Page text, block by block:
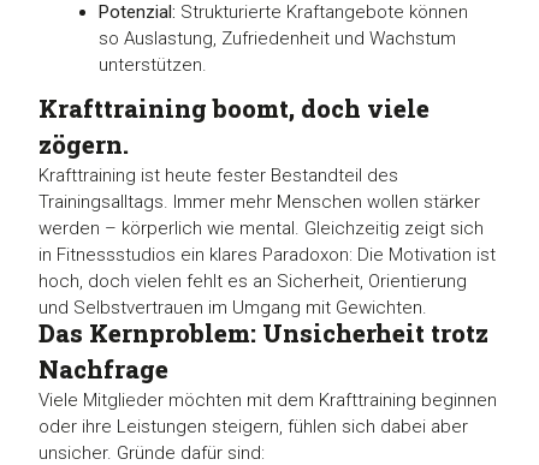
Potenzial: Strukturierte Kraftangebote können
so Auslastung, Zufriedenheit und Wachstum
unterstützen.
Krafttraining boomt, doch viele
zögern.
Krafttraining ist heute fester Bestandteil des
Trainingsalltags. Immer mehr Menschen wollen stärker
werden – körperlich wie mental. Gleichzeitig zeigt sich
in Fitnessstudios ein klares Paradoxon: Die Motivation ist
hoch, doch vielen fehlt es an Sicherheit, Orientierung
und Selbstvertrauen im Umgang mit Gewichten.
Das Kernproblem: Unsicherheit trotz
Nachfrage
Viele Mitglieder möchten mit dem Krafttraining beginnen
oder ihre Leistungen steigern, fühlen sich dabei aber
unsicher. Gründe dafür sind: